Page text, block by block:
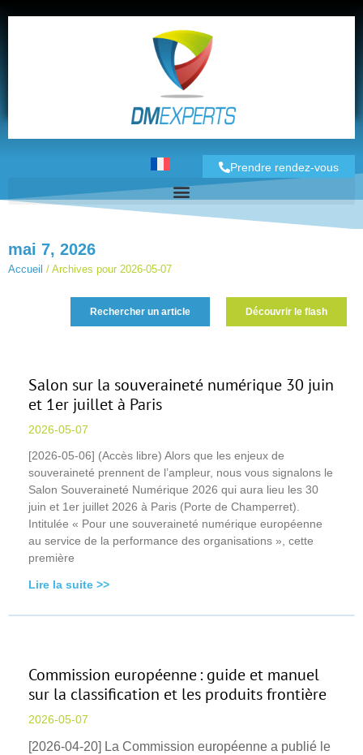
Prendre rendez-vous
mai 7, 2026
Accueil / Archives pour 2026-05-07
Rechercher un article Découvrir le flash
Salon sur la souveraineté numérique 30 juin
et 1er juillet à Paris
2026-05-07
[2026-05-06] (Accès libre) Alors que les enjeux de
souveraineté prennent de l’ampleur, nous vous signalons le
Salon Souveraineté Numérique 2026 qui aura lieu les 30
juin et 1er juillet 2026 à Paris (Porte de Champerret).
Intitulée « Pour une souveraineté numérique européenne
au service de la performance des organisations », cette
première
Lire la suite >>
Commission européenne : guide et manuel
sur la classification et les produits frontière
2026-05-07
[2026-04-20] La Commission européenne a publié le